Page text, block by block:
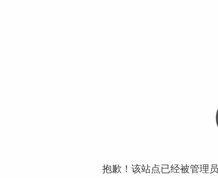
抱歉！该站点已经被管理